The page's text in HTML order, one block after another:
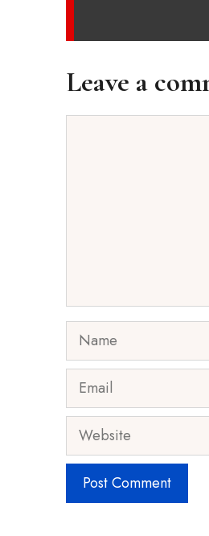
Leave a
Name
Email
Website